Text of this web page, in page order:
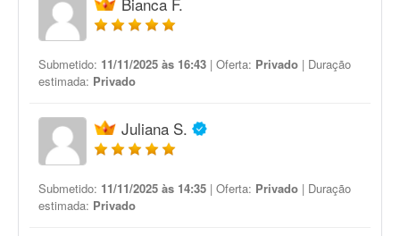
Submetido: 11/11/2025 às 16:43 | Oferta: Privado | Duração
estimada: Privado
Juliana S.
Submetido: 11/11/2025 às 14:35 | Oferta: Privado | Duração
estimada: Privado